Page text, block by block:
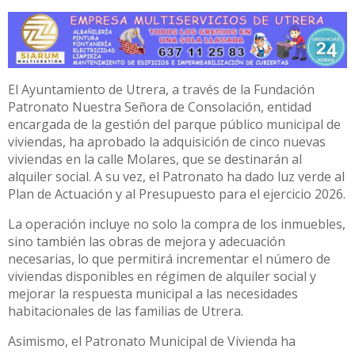
El Ayuntamiento de Utrera, a través de la Fundación
Patronato Nuestra Señora de Consolación, entidad
encargada de la gestión del parque público municipal de
viviendas, ha aprobado la adquisición de cinco nuevas
viviendas en la calle Molares, que se destinarán al
alquiler social. A su vez, el Patronato ha dado luz verde al
Plan de Actuación y al Presupuesto para el ejercicio 2026.
La operación incluye no solo la compra de los inmuebles,
sino también las obras de mejora y adecuación
necesarias, lo que permitirá incrementar el número de
viviendas disponibles en régimen de alquiler social y
mejorar la respuesta municipal a las necesidades
habitacionales de las familias de Utrera.
Asimismo, el Patronato Municipal de Vivienda ha